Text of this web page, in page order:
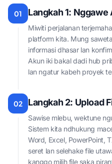
01 Langkah 1: Nggawe
Miwiti perjalanan
platform kita. Mung
informasi dhasar lan
Akun iki bakal dadi hub
lan ngatur kabeh proyek
02 Langkah 2: Upload
Sawise mlebu, wektune
Sistem kita ndhukung
Word, Excel, PowerPoint,
seret lan selehake file
kanggo milih file saka